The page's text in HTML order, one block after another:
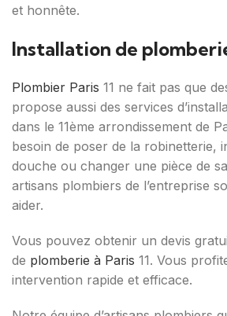
et honnête.
Installation de
Plombier Paris 11 ne fait pas que
propose aussi des services
dans le 11ème arrondissement de
besoin de poser de la robinetterie,
douche ou changer une pièce de
artisans plombiers de l’entreprise
aider.
Vous pouvez obtenir un devis
de plomberie à Paris 11. Vous
intervention rapide et efficace.